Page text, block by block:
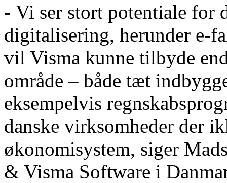
- Vi ser stort potentiale for
digitalisering, herunder e-
vil Visma kunne tilbyde
område – både tæt
eksempelvis
danske virksomheder der
økonomisystem, siger
& Visma Software i